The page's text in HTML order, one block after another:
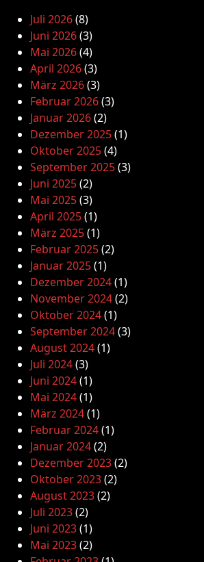
Juli 2026(8)
Juni 2026(3)
Mai 2026(4)
April 2026(3)
März 2026(3)
Februar 2026(3)
Januar 2026(2)
Dezember 2025(1)
Oktober 2025(4)
September 2025(3)
Juni 2025(2)
Mai 2025(3)
April 2025(1)
März 2025(1)
Februar 2025(2)
Januar 2025(1)
Dezember 2024(1)
November 2024(2)
Oktober 2024(1)
September 2024(3)
August 2024(1)
Juli 2024(3)
Juni 2024(1)
Mai 2024(1)
März 2024(1)
Februar 2024(1)
Januar 2024(2)
Dezember 2023(2)
Oktober 2023(2)
August 2023(2)
Juli 2023(2)
Juni 2023(1)
Mai 2023(2)